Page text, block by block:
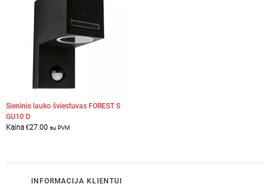
Sieninis lauko šviestuvas FOREST S
GU10 D
Kaina €27.00 su PVM
INFORMACIJA KLIENTUI